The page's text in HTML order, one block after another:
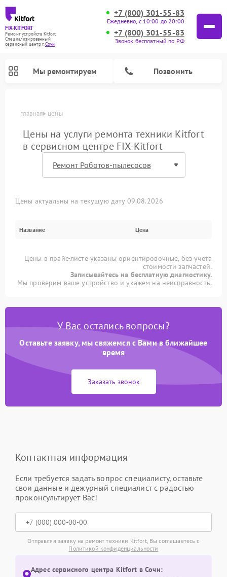
FIX-KITFORT
Ремонт устройств Kitfort
Специализированный
cервисный центр г.Сочи
+7 (800) 301-55-83
Ежедневно, с 10:00 до 20:00
+7 (800) 301-55-83
Звонок бесплатный по РФ
Мы ремонтируем Позвонить
главная цены
Цены на услуги ремонта техники Kitfort
в сервисном центре FIX-Kitfort
Цены актуальны на текущую дату 09.08.2026
Название Цена
Цены в прайс-листе указаны ориентировочные, без учета
стоимости запчастей.
Записывайтесь на бесплатную диагностику.
Мы проверим ваше устройство и укажем на неисправность.
У Вас остались вопросы?
Оставьте заявку, мы свяжемся с Вами в ближайшее
время
Заказать звонок
Контактная информация
Если требуется задать вопрос специалисту, оставьте
свои данные и дежурный специалист с радостью
проконсультирует Вас!
Отправляя заявку на ремонт техники Kitfort, Вы соглашаетесь с
Политикой конфиденциальности
Адрес сервисного центра Kitfort в Сочи: